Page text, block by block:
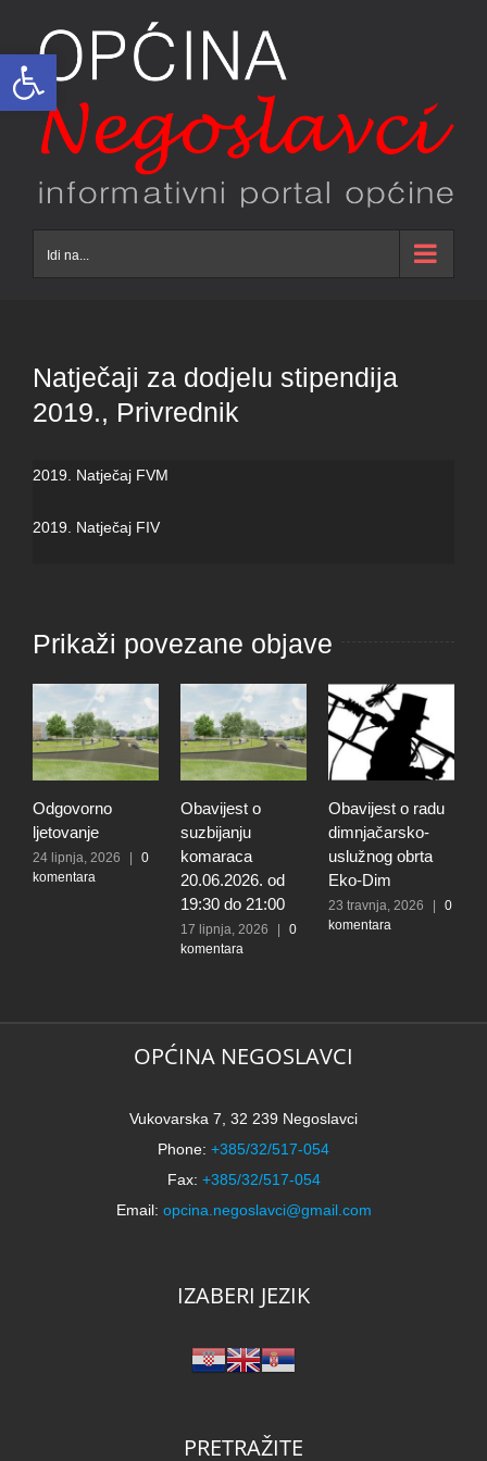
Open toolbar
content
Idi na...
Natječaji za dodjelu stipendija
2019., Privrednik
2019. Natječaj FVM
2019. Natječaj FIV
Prikaži povezane objave
Odgovorno
ljetovanje
24 lipnja, 2026
0
komentara
Obavijest o
suzbijanju
komaraca
20.06.2026. od
19:30 do 21:00
17 lipnja, 2026
0
komentara
Obavijest o radu
dimnjačarsko-
uslužnog obrta
Eko-Dim
23 travnja, 2026
0
komentara
OPĆINA NEGOSLAVCI
Vukovarska 7, 32 239 Negoslavci
Phone: +385/32/517-054
Fax: +385/32/517-054
Email: opcina.negoslavci@gmail.com
IZABERI JEZIK
PRETRAŽITE